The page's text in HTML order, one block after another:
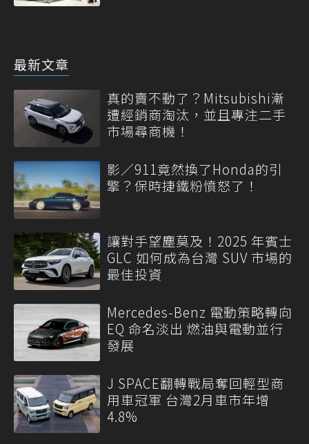
最新文章
真的賣不動了？Mitsubishi漸
遭經銷商淘汰，並且專注二手
市場尋商機！
影／911竟然換了Honda的引
擎？保時捷鐵粉憤怒了！
讓對手望塵莫及！2025 年賓士
GLC 如何成為台灣 SUV 市場的
最佳投資
Mercedes-Benz 電動策略轉向
EQ 命名淡出 燃油與電動並行
發展
J SPACE翻轉戰局奪回輕型商
用車冠軍 台灣2月車市年增
4.8%